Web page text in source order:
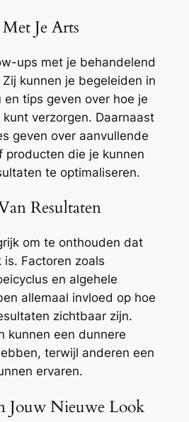
Je Arts
ups met je behandelend
kunnen je begeleiden in
tips geven over hoe je
verzorgen. Daarnaast
geven over aanvullende
producten die je kunnen
te optimaliseren.
Resultaten
om te onthouden dat
Factoren zoals
en algehele
allemaal invloed op hoe
zichtbaar zijn.
kunnen een dunnere
terwijl anderen een
ervaren.
Jouw Nieuwe Look